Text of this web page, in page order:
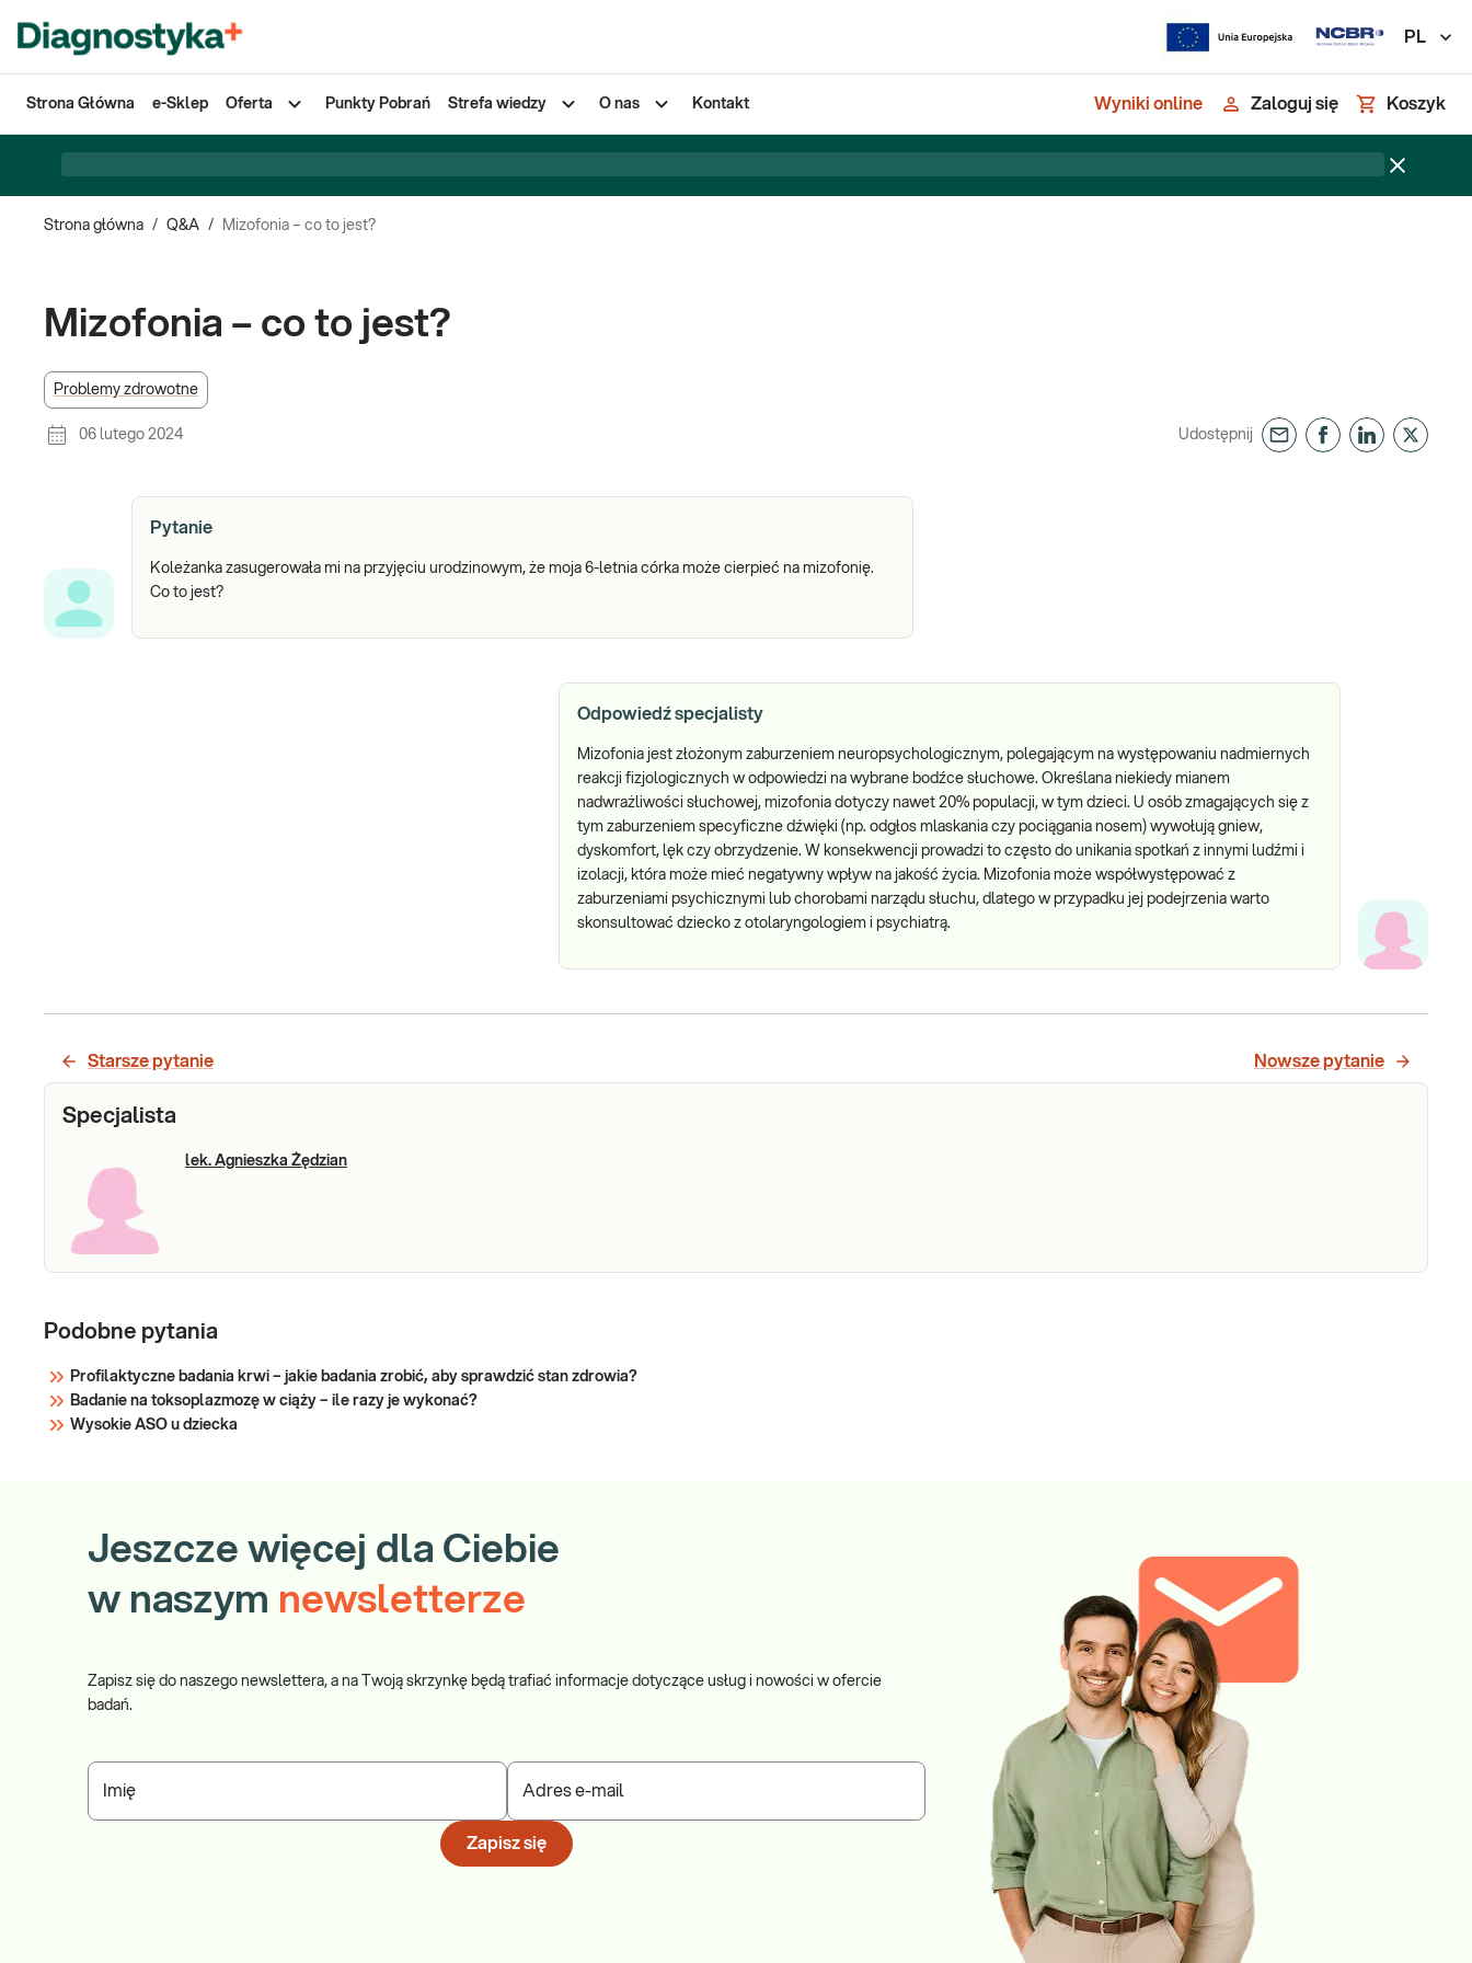
PL
Strona Główna e-Sklep Oferta Punkty Pobrań Strefa wiedzy O nas Kontakt Wyniki online Zaloguj się Koszyk
Strona główna / Q&A / Mizofonia – co to jest?
Mizofonia – co to jest?
Problemy zdrowotne
06 lutego 2024 Udostępnij
Pytanie
Koleżanka zasugerowała mi na przyjęciu urodzinowym, że moja 6-letnia córka może cierpieć na mizofonię.
Co to jest?
Odpowiedź specjalisty
Mizofonia jest złożonym zaburzeniem neuropsychologicznym, polegającym na występowaniu nadmiernych
reakcji fizjologicznych w odpowiedzi na wybrane bodźce słuchowe. Określana niekiedy mianem
nadwrażliwości słuchowej, mizofonia dotyczy nawet 20% populacji, w tym dzieci. U osób zmagających się z
tym zaburzeniem specyficzne dźwięki (np. odgłos mlaskania czy pociągania nosem) wywołują gniew,
dyskomfort, lęk czy obrzydzenie. W konsekwencji prowadzi to często do unikania spotkań z innymi ludźmi i
izolacji, która może mieć negatywny wpływ na jakość życia. Mizofonia może współwystępować z
zaburzeniami psychicznymi lub chorobami narządu słuchu, dlatego w przypadku jej podejrzenia warto
skonsultować dziecko z otolaryngologiem i psychiatrą.
Starsze pytanie Nowsze pytanie
Specjalista
lek. Agnieszka Żędzian
Podobne pytania
Profilaktyczne badania krwi – jakie badania zrobić, aby sprawdzić stan zdrowia?
Badanie na toksoplazmozę w ciąży – ile razy je wykonać?
Wysokie ASO u dziecka
Jeszcze więcej dla Ciebie
w naszym newsletterze
Zapisz się do naszego newslettera, a na Twoją skrzynkę będą trafiać informacje dotyczące usług i nowości w ofercie
badań.
Imię Adres e-mail
Zapisz się